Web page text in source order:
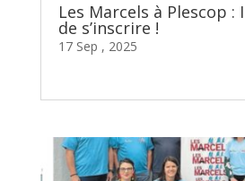
Les Marcels à Plescop
de s’inscrire !
17 Sep , 2025